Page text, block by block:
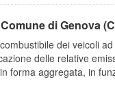
di Genova
dei veicoli
delle relative
forma aggregata, in